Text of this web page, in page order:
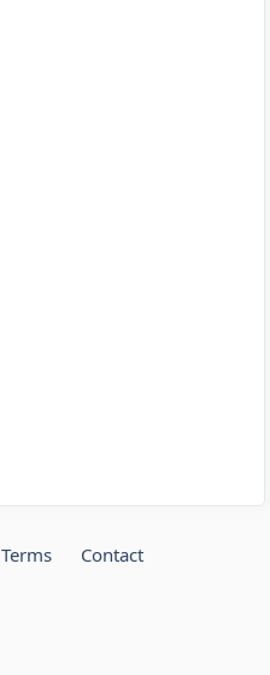
Terms Contact